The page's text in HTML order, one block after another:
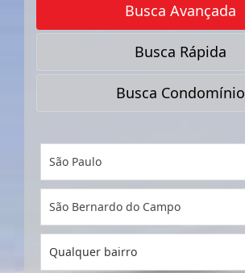
Busca Avançada
Busca Rápida
Busca Condomínio
São Paulo
São Bernardo do Campo
Qualquer bairro